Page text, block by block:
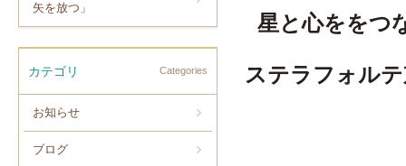
矢を放つ」
カテゴリ Categories
お知らせ
ブログ
星と心ををつ
ステラフォル